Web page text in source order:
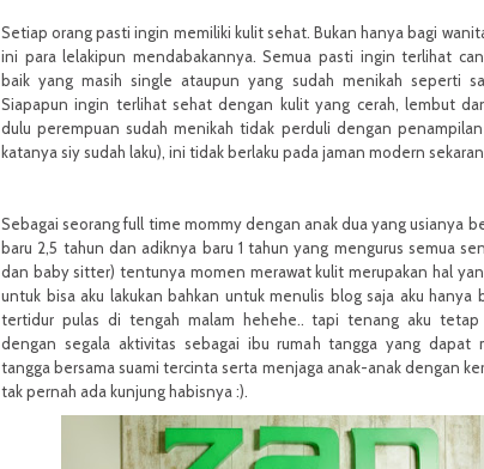
Setiap orang pasti ingin memiliki kulit sehat. Bukan hanya bagi
ini para lelakipun mendabakannya. Semua pasti ingin terlihat
baik yang masih single ataupun yang sudah menikah seperti
Siapapun ingin terlihat sehat dengan kulit yang cerah, lembut
dulu perempuan sudah menikah tidak perduli dengan penampilan
katanya siy sudah laku), ini tidak berlaku pada jaman modern
Sebagai seorang full time mommy dengan anak dua yang usianya
baru 2,5 tahun dan adiknya baru 1 tahun yang mengurus semua
dan baby sitter) tentunya momen merawat kulit merupakan hal
untuk bisa aku lakukan bahkan untuk menulis blog saja aku hanya
tertidur pulas di tengah malam hehehe.. tapi tenang aku tetap
dengan segala aktivitas sebagai ibu rumah tangga yang dapat
tangga bersama suami tercinta serta menjaga anak-anak dengan
tak pernah ada kunjung habisnya :).